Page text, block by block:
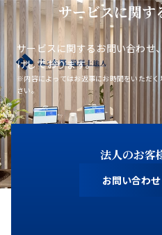
サービスに関す
サービスに関するお問い合わせ
けしております。
※内容によってはお返事にお時間をいただく
さい。
法人のお客
お問い合わせ